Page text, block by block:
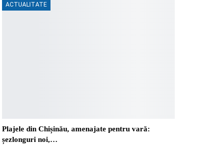
ACTUALITATE
Plajele din Chișinău, amenajate pentru vară:
șezlonguri noi,…